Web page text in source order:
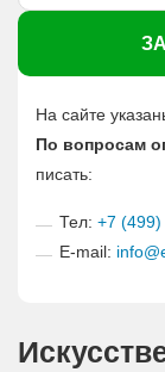
На сайте
По вопросам
писать:
Тел: +7
E-mail: